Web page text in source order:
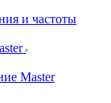
и частоты
Master